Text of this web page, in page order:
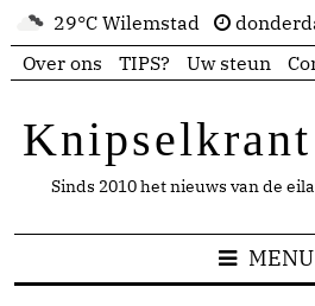
29°C Wilemstad
Over ons
TIPS? Uw steun
Sinds 2010 het nieuws van de
MENU